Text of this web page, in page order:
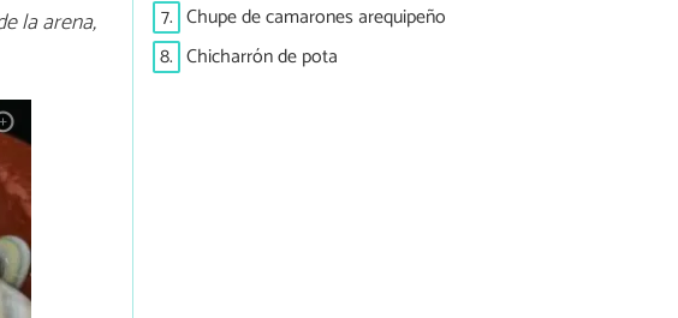
la arena,
7. Chupe de camarones arequipeño
8. Chicharrón de pota